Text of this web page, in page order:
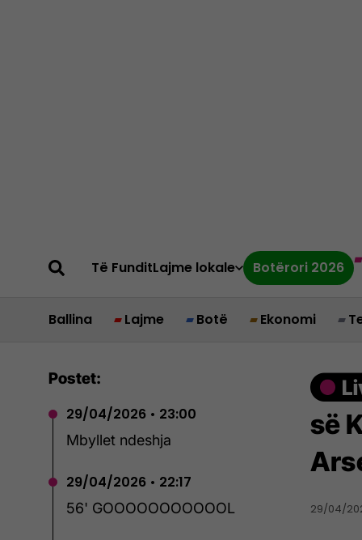
Të FunditLajme lokale Botërori 2026
Ballina Lajme Botë Ekonomi
së
29/04/
Postet:
29/04/2026 • 23:00
Mbyllet ndeshja
29/04/2026 • 22:17
56' GOOOOOOOOOOOL